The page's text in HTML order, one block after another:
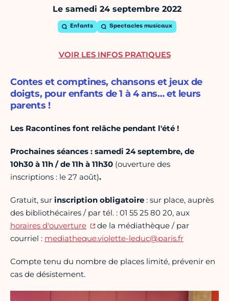
Le samedi 24 septembre 2022
Enfants Spectacles musicaux
Contes et comptines, chansons et jeux de
doigts, pour enfants de 1 à 4 ans… et leurs
parents !
Les Racontines font relâche pendant l'été !
Prochaines séances : samedi 24 septembre, de
10h30 à 11h / de 11h à 11h30 (ouverture des
inscriptions : le 27 août).
Gratuit, sur inscription obligatoire : sur place, auprès
des bibliothécaires / par tél. : 01 55 25 80 20, aux
horaires d'ouverture
de la médiathèque / par
courriel : mediatheque.violette-leduc@paris.fr
Compte tenu du nombre de places limité, prévenir en
cas de désistement.
VOIR LES INFOS PRATIQUES